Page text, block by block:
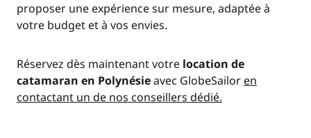
proposer une expérience sur mesure, adaptée à
votre budget et à vos envies.
Réservez dès maintenant votre location de
catamaran en Polynésieavec GlobeSailor en
contactant un de nos conseillers dédié.